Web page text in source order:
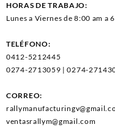
HORAS DE TRABAJO:
Lunes a Viernes de 8:00 am a
TELÉFONO:
0412-5212445
0274-2713059 | 0274-
CORREO:
ventasrallym@gmail.com